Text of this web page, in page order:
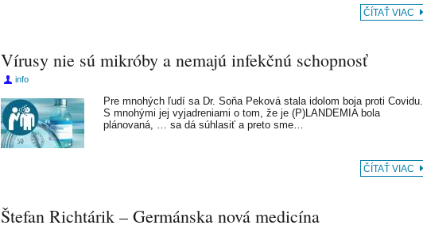
ČÍTAŤ VIAC
Vírusy nie sú mikróby a nemajú infekčnú schopnosť
info
Pre mnohých ľudí sa Dr. Soňa Peková stala idolom boja proti Covidu.
S mnohými jej vyjadreniami o tom, že je (P)LANDEMIA bola
plánovaná, … sa dá súhlasiť a preto sme…
ČÍTAŤ VIAC
Štefan Richtárik – Germánska nová medicína